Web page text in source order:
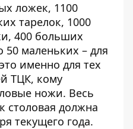
ложек, 1100
тарелок, 1000
400 больших
маленьких – для
именно для тех
ТЦК, кому
ножи. Весь
столовая должна
текущего года.